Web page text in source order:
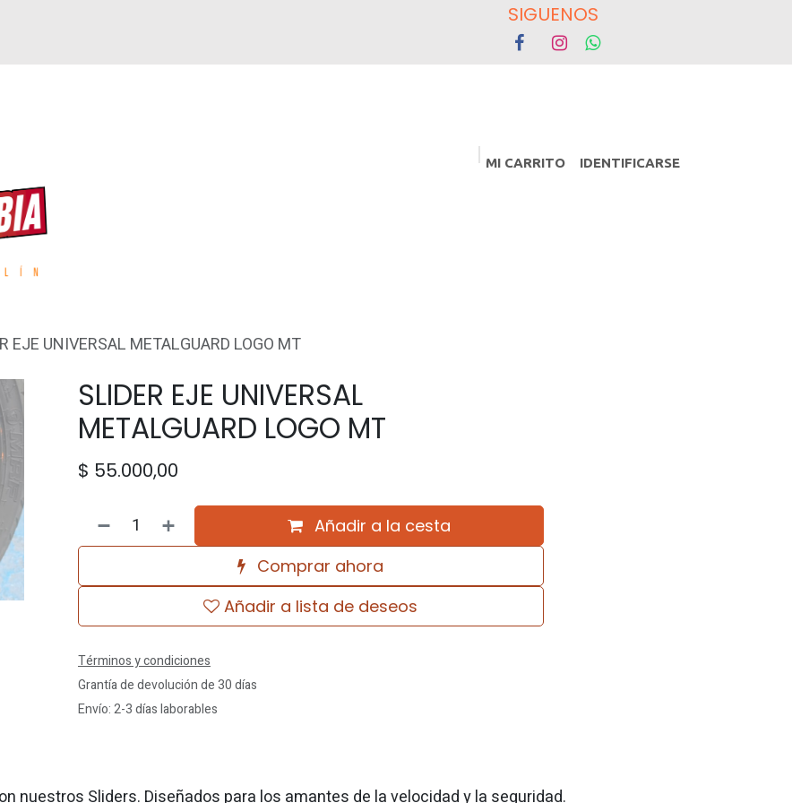
MI CARRITO IDENTIFICARSE
REPUESTOS
EJE UNIVERSAL METALGUARD LOGO MT
SLIDER EJE UNIVERSAL
METALGUARD LOGO MT
$ 55.000,00
Añadir a la cesta
Comprar ahora
Añadir a lista de deseos
Términos y condiciones
Grantía de devolución de 30 días
Envío: 2-3 días laborables
nuestros Sliders. Diseñados para los amantes de la velocidad y la seguridad.